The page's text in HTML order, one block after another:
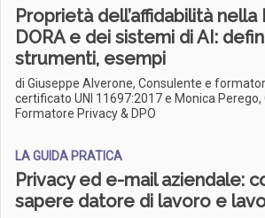
Proprietà dell’affidabilità nella
DORA e dei sistemi di AI:
strumenti, esempi
di Giuseppe Alverone, Consulente e
certificato UNI 11697:2017 e Monica Perego,
Formatore Privacy & DPO
LA GUIDA PRATICA
Privacy ed e-mail aziendale:
sapere datore di lavoro e